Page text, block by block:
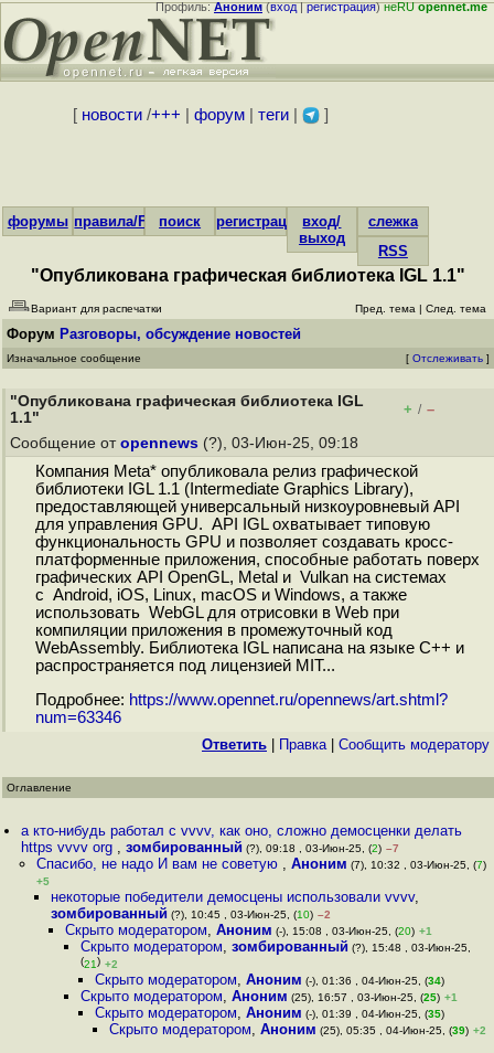
Профиль:Аноним(вход|регистрация)неRUopennet.me
[ новости/+++ форум| теги| ]
форумы правила/FAQпоиск регистрациявход/
выход
слежка
RSS
"Опубликована графическая библиотека IGL 1.1"
Вариант для распечатки Пред. тема | След. тема
Форум Разговоры, обсуждение новостей
Изначальное сообщение [ Отслеживать ]
"Опубликована графическая библиотека IGL
1.1"
+ / –
Сообщение от opennews (?), 03-Июн-25, 09:18
Компания Meta* опубликовала релиз графической
библиотеки IGL 1.1 (Intermediate Graphics Library),
предоставляющей универсальный низкоуровневый API
для управления GPU. API IGL охватывает типовую
функциональность GPU и позволяет создавать кросс-
платформенные приложения, способные работать поверх
графических API OpenGL, Metal и Vulkan на системах
с Android, iOS, Linux, macOS и Windows, а также
использовать WebGL для отрисовки в Web при
компиляции приложения в промежуточный код
WebAssembly. Библиотека IGL написана на языке С++ и
распространяется под лицензией MIT...
Подробнее: https://www.opennet.ru/opennews/art.shtml?
num=63346
Ответить Правка| Cообщить модератору
Оглавление
а кто-нибудь работал с vvvv, как оно, сложно демосценки делать
https vvvv org ,зомбированный (?), 09:18 , 03-Июн-25, (2) –7
Спасибо, не надо И вам не советую , Аноним (7), 10:32 , 03-Июн-25, (7)
+5
некоторые победители демосцены использовали vvvv,
зомбированный (?), 10:45 , 03-Июн-25, (10) –2
Скрыто модератором,Аноним (-), 15:08 , 03-Июн-25, (20) +1
Скрыто модератором, зомбированный (?), 15:48 , 03-Июн-25,
(21) +2
Скрыто модератором, Аноним (-), 01:36 , 04-Июн-25, (34)
Скрыто модератором, Аноним (25), 16:57 , 03-Июн-25, (25) +1
Скрыто модератором, Аноним (-), 01:39 , 04-Июн-25, (35)
Скрыто модератором,Аноним (25), 05:35 , 04-Июн-25, (39) +2